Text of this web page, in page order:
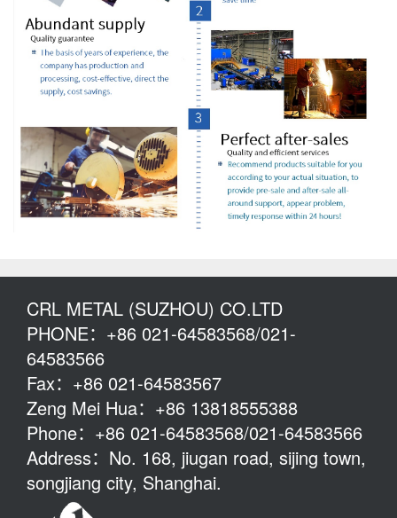
CRL METAL (SUZHOU) CO.LTD
PHONE：+86 021-64583568/021-
64583566
Fax：+86 021-64583567
Zeng Mei Hua：+86 13818555388
Phone：+86 021-64583568/021-64583566
Address：No. 168, jiugan road, sijing town,
songjiang city, Shanghai.